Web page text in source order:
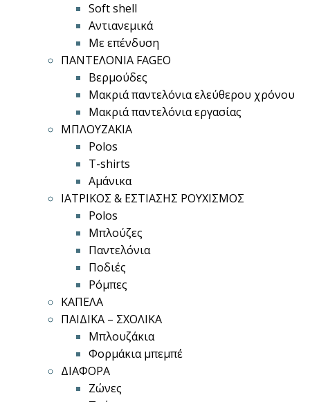
Soft shell
Αντιανεμικά
Με επένδυση
ΠΑΝΤΕΛΟΝΙΑ FAGEO
Βερμούδες
Μακριά παντελόνια ελεύθερου χρόνου
Μακριά παντελόνια εργασίας
ΜΠΛΟΥΖΑΚΙΑ
Polos
T-shirts
Αμάνικα
ΙΑΤΡΙΚΟΣ & ΕΣΤΙΑΣΗΣ ΡΟΥΧΙΣΜΟΣ
Polos
Μπλούζες
Παντελόνια
Ποδιές
Ρόμπες
ΚΑΠΕΛΑ
ΠΑΙΔΙΚΑ – ΣΧΟΛΙΚΑ
Μπλουζάκια
Φορμάκια μπεμπέ
ΔΙΑΦΟΡΑ
Ζώνες